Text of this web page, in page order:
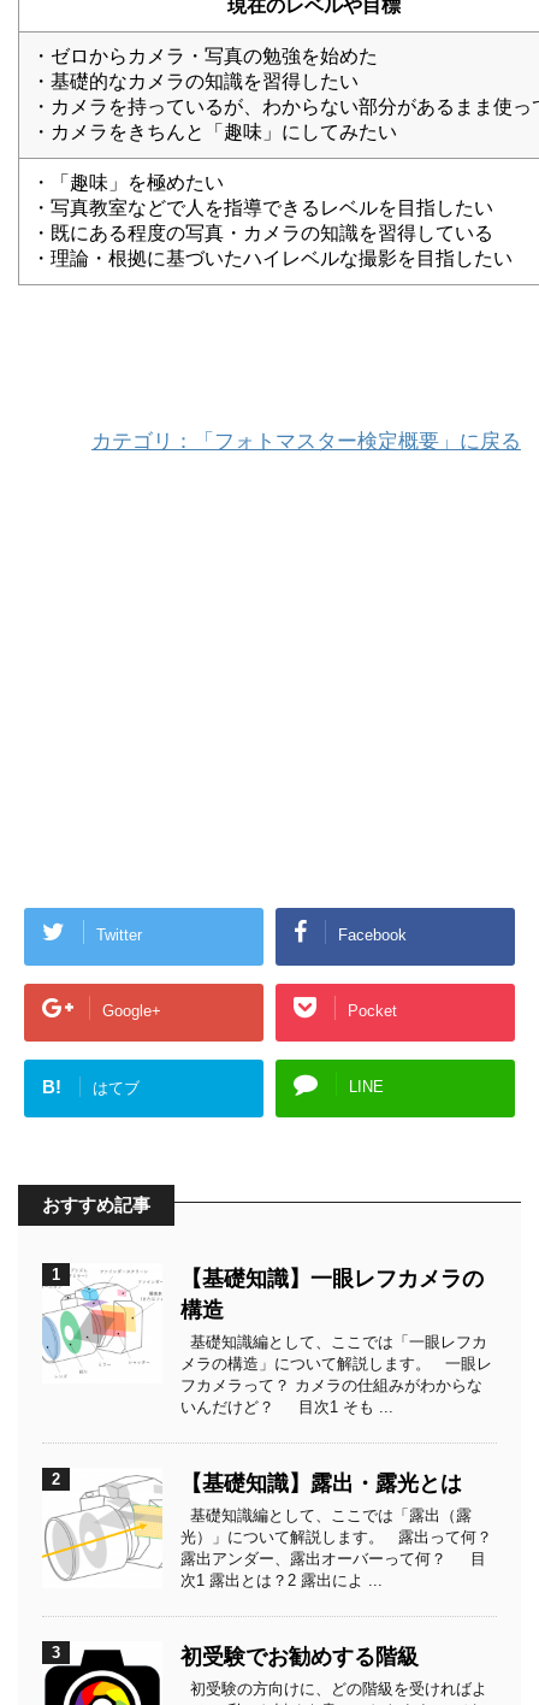
現在のレベルや目標
・ゼロからカメラ・写真の勉強を始めた
・基礎的なカメラの知識を習得したい
・カメラを持っているが、わからない部分があるまま使っ
・カメラをきちんと「趣味」にしてみたい
・「趣味」を極めたい
・写真教室などで人を指導できるレベルを目指したい
・既にある程度の写真・カメラの知識を習得している
・理論・根拠に基づいたハイレベルな撮影を目指したい
カテゴリ：「フォトマスター検定概要」に戻る
Twitter Facebook
Google+ Pocket
B! はてブ LINE
おすすめ記事
1
【基礎知識】一眼レフカメラの
構造
基礎知識編として、ここでは「一眼レフカ
メラの構造」について解説します。 一眼レ
フカメラって？ カメラの仕組みがわからな
いんだけど？ 目次1 そも ...
2 【基礎知識】露出・露光とは
基礎知識編として、ここでは「露出（露
光）」について解説します。 露出って何？
露出アンダー、露出オーバーって何？ 目
次1 露出とは？2 露出によ ...
3 初受験でお勧めする階級
初受験の方向けに、どの階級を受ければよ